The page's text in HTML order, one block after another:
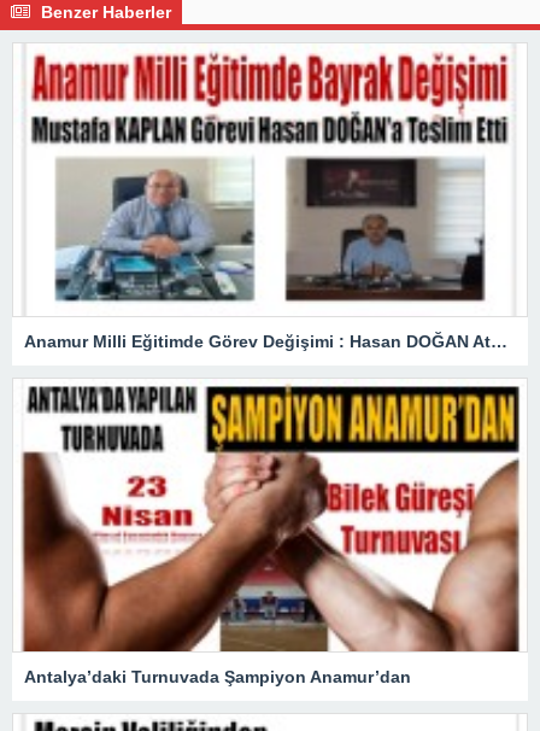
Benzer Haberler
Anamur Milli Eğitimde Görev Değişimi : Hasan DOĞAN Atandı
Antalya’daki Turnuvada Şampiyon Anamur’dan